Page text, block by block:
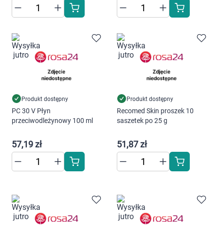
Produkt dostępny
PC 30 V Płyn
przeciwodleżynowy 100 ml
57,19 zł
Produkt dostępny
Recomed Skin proszek 10
saszetek po 25 g
51,87 zł